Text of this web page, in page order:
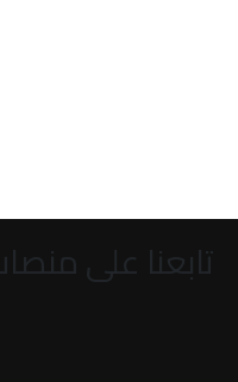
تابعنا على